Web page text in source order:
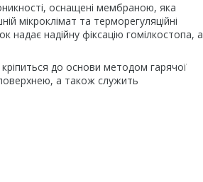
оснащені мембраною, яка
мікроклімат та терморегуляційні
надає надійну фіксацію гомілкостопа, а
до основи методом гарячої
а також служить